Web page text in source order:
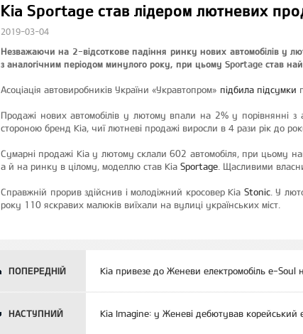
Kia Sportage став лідером лютневих
2019-03-04
Незважаючи на 2-відсоткове падіння ринку нових автомобілів у
з аналогічним періодом минулого року, при цьому Sportage став
Асоціація автовиробників України «Укравтопром» підбила підсумки
Продажі нових автомобілів у лютому впали на 2% у порівнянні
стороною бренд Kia, чиї лютневі продажі виросли в 4 рази рік до
Сумарні продажі Kia у лютому склали 602 автомобіля, при цьому
а й на ринку в цілому, моделлю став Kia Sportage. Щасливими
Справжній прорив здійснив і молодіжний кросовер Kia Stonic. У
року 110 яскравих малюків виїхали на вулиці українських міст.
ПОПЕРЕДНІЙ Kia привезе до Женеви електромобіль e-Soul
НАСТУПНИЙ Kia Imagine: у Женеві дебютував корейський